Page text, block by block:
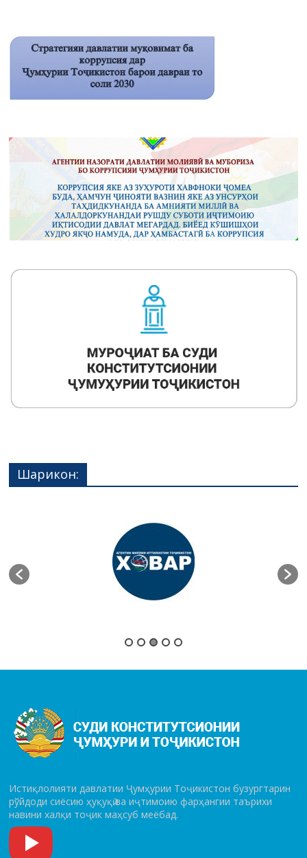
Шарикон:
Истиқлолияти давлатии Ҷумҳурии Тоҷикистон бузургтарин
рўй­до­ди сиёсию ҳуқуқӣ ва иҷтимоию фарҳангии таърихи
навини халқи тоҷик маҳсуб меёбад.